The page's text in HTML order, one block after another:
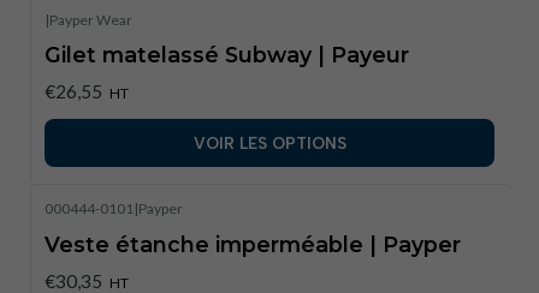
|Payper Wear
Gilet matelassé Subway | Payeur
€26,55 HT
VOIR LES OPTIONS
000444-0101|Payper
Veste étanche imperméable | Payper
€30,35 HT